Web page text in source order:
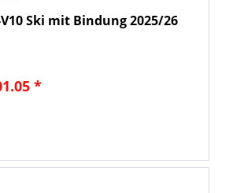
Ski mit Bindung 2025/26
*